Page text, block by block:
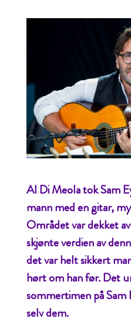
Al Di Meola tok Sam
mann med en gitar,
Området var dekket
skjønte verdien av
det var helt sikkert
hørt om han før. Det
sommertimen på
selv dem.